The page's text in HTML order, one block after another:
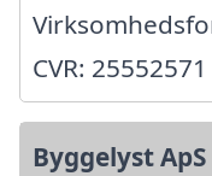
CVR: 25552571
Byggelyst ApS